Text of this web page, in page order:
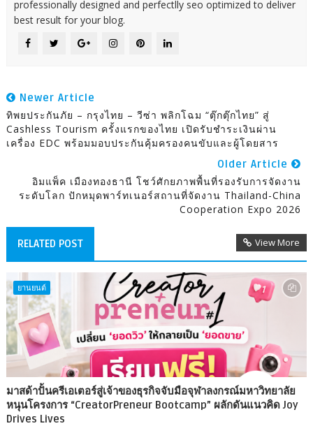
professionally designed and perfectlly seo optimized to deliver
best result for your blog.
Newer Article
ทิพยประกันภัย – กรุงไทย – วีซ่า พลิกโฉม “ตุ๊กตุ๊กไทย” สู่
Cashless Tourism ครั้งแรกของไทย เปิดรับชำระเงินผ่าน
เครื่อง EDC พร้อมมอบประกันคุ้มครองคนขับและผู้โดยสาร
Older Article
อิมแพ็ค เมืองทองธานี โชว์ศักยภาพพื้นที่รองรับการจัดงาน
ระดับโลก ปักหมุดพาร์ทเนอร์สถานที่จัดงาน Thailand-China
Cooperation Expo 2026
RELATED POST View More
ยานยนต์
มาสด้าปั้นครีเอเตอร์สู่เจ้าของธุรกิจจับมือจุฬาลงกรณ์มหาวิทยาลัย
หนุนโครงการ “CreatorPreneur Bootcamp” ผลักดันแนวคิด Joy
Drives Lives